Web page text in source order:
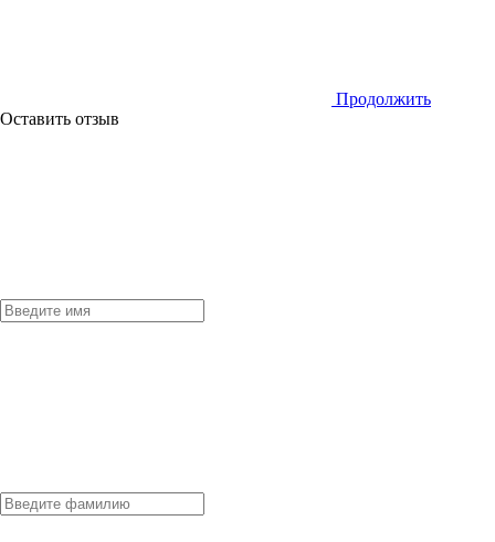
Продолжить
Оставить отзыв